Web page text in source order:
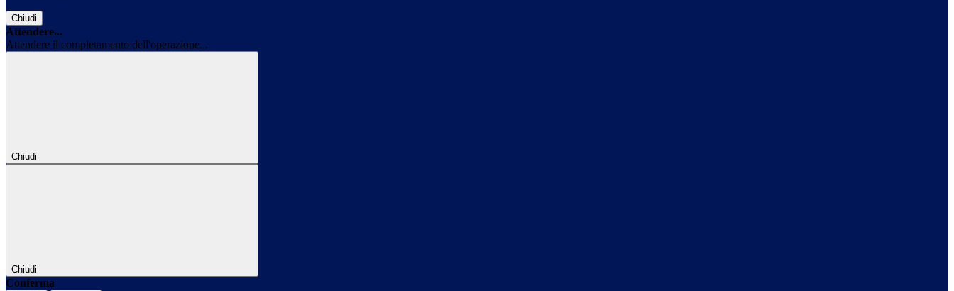
Chiudi
Attendere...
Attendere il completamento dell'operazione...
Chiudi
Chiudi
Conferma